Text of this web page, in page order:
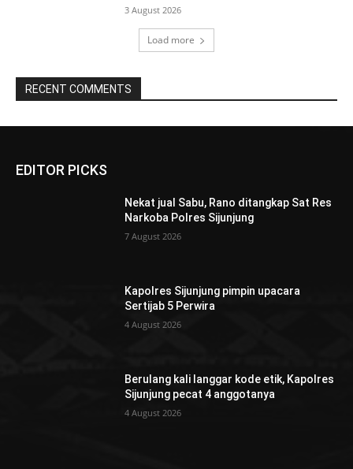
3 August 2026
Load more
RECENT COMMENTS
EDITOR PICKS
Nekat jual Sabu, Rano ditangkap Sat Res
Narkoba Polres Sijunjung
7 August 2026
Kapolres Sijunjung pimpin upacara
Sertijab 5 Perwira
4 August 2026
Berulang kali langgar kode etik, Kapolres
Sijunjung pecat 4 anggotanya
4 August 2026